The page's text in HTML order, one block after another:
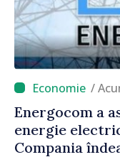
/
Energocom a
energie
Compania